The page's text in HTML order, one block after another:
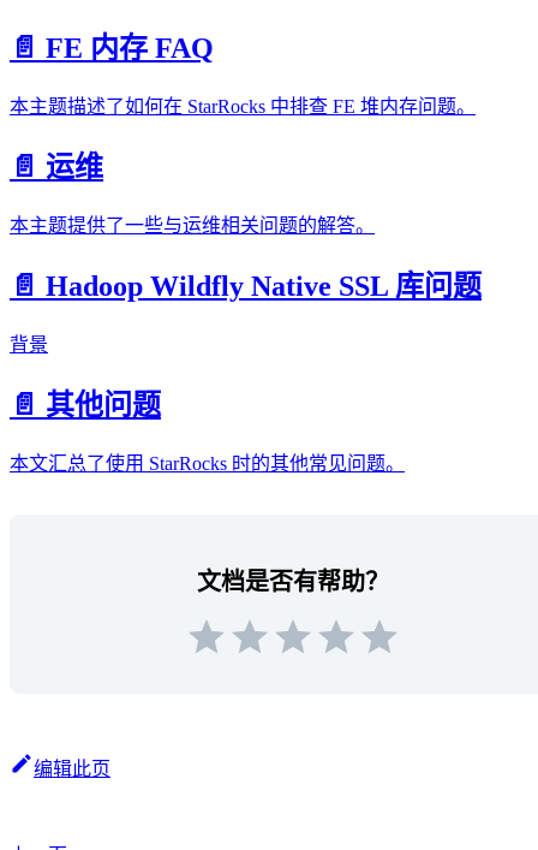
📄️ FE 内存 FAQ
本主题描述了如何在 StarRocks 中排查 FE 堆内存问题。
📄️ 运维
本主题提供了一些与运维相关问题的解答。
📄️ Hadoop Wildfly Native SSL 库问题
背景
📄️ 其他问题
本文汇总了使用 StarRocks 时的其他常见问题。
文档是否有帮助？
编辑此页